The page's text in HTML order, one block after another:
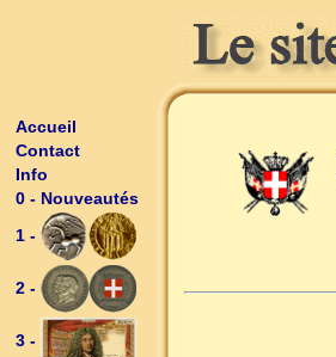
Accueil
Contact
Info
0 - Nouveautés
1 -
2 -
3 -